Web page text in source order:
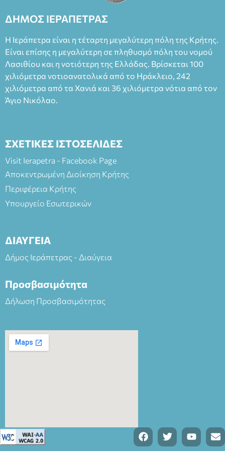
ΔΗΜΟΣ ΙΕΡΑΠΕΤΡΑΣ
Η Ιεράπετρα είναι η τέταρτη μεγαλύτερη πόλη της Κρήτης.
Είναι επίσης η μεγαλύτερη σε πληθυσμό πόλη του νομού
Λασιθίου και η νοτιότερη της Ελλάδας. Βρίσκεται 100
χιλιόμετρα νοτιοανατολικά από το Ηράκλειο, 242
χιλιόμετρα από τα Χανιά και 36 χιλιόμετρα νότια από τον
Άγιο Νικόλαο.
ΣΧΕΤΙΚΕΣ ΙΣΤΟΣΕΛΙΔΕΣ
Visit Ierapetra - Facebook Page
Αποκεντρωμένη Διοίκηση Κρήτης
Περιφέρεια Κρήτης
Υπουργείο Εσωτερικών
ΔΙΑΥΓΕΙΑ
Δήμος Ιεράπετρας - Διαύγεια
Προσβασιμότητα
Δήλωση Προσβασιμότητας